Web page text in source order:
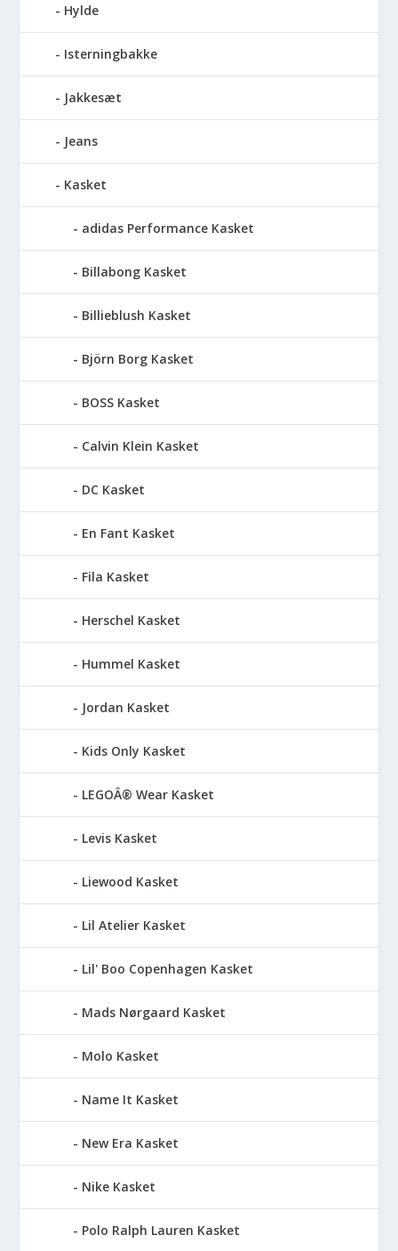
Hylde
Isterningbakke
Jakkesæt
Jeans
Kasket
adidas Performance Kasket
Billabong Kasket
Billieblush Kasket
Björn Borg Kasket
BOSS Kasket
Calvin Klein Kasket
DC Kasket
En Fant Kasket
Fila Kasket
Herschel Kasket
Hummel Kasket
Jordan Kasket
Kids Only Kasket
LEGOÂ® Wear Kasket
Levis Kasket
Liewood Kasket
Lil Atelier Kasket
Lil' Boo Copenhagen Kasket
Mads Nørgaard Kasket
Molo Kasket
Name It Kasket
New Era Kasket
Nike Kasket
Polo Ralph Lauren Kasket